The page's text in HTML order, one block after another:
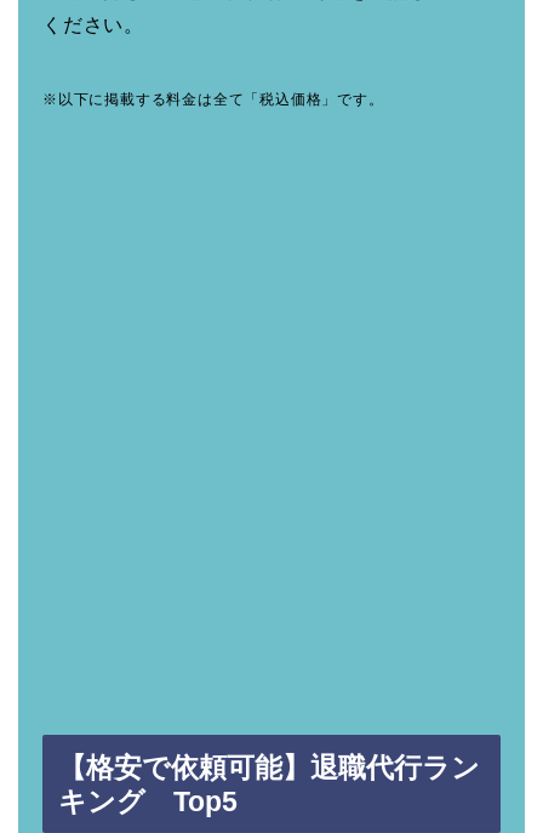
ください。
※以下に掲載する料金は全て「税込価格」です。
【格安で依頼可能】退職代行ラン
キング Top5